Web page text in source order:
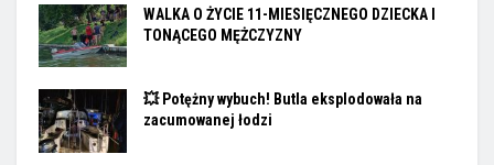
WALKA O ŻYCIE 11-MIESIĘCZNEGO DZIECKA I
TONĄCEGO MĘŻCZYZNY
💥 Potężny wybuch! Butla eksplodowała na
zacumowanej łodzi